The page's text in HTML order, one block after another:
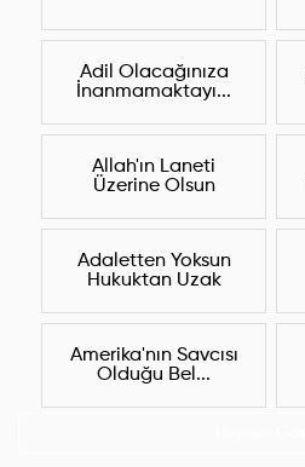
Adil Olacağınıza
İnanmamaktayı...
Allah'ın Laneti
Üzerine Olsun
Adaletten Yoksun
Hukuktan Uzak
Amerika'nın Savcısı
Olduğu Bel...